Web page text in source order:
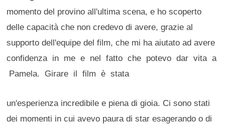
momento del provino all'ultima scena, e ho scoperto
delle capacità che non credevo di avere, grazie al
supporto dell'equipe del film, che mi ha aiutato ad avere
confidenza in me e nel fatto che potevo dar vita a
Pamela. Girare il film è stata
un'esperienza incredibile e piena di gioia. Ci sono stati
dei momenti in cui avevo paura di star esagerando o di